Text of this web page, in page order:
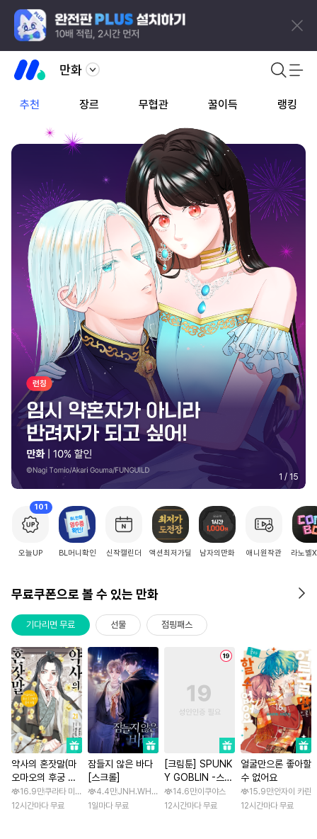
만화
추천 장르 무협관 꿀이득 랭킹
2 / 15
101
오늘UP BL머니확인 신작캘린더 액션최저가딜 남자의만화 애니원작관 라노벨
무료쿠폰으로 볼 수 있는 만화
기다리면 무료 선물 점핑패스
약사의 혼잣말(마
오마오의 후궁 수
수께끼 풀이수첩)
16.9만쿠라타 미노지 / 휴우가 나츠
12시간마다 무료
잠들지 않은 바다
[스크롤]
4.4만JNH.WH Studio / Lasso
1일마다 무료
[크림툰] SPUNK
Y GOBLIN -스펑
키 고블린- [스크
롤]
14.6만이쿠야스
12시간마다 무료
얼굴만으론 좋아할
수 없어요
15.9만안자이 카린
12시간마다 무료